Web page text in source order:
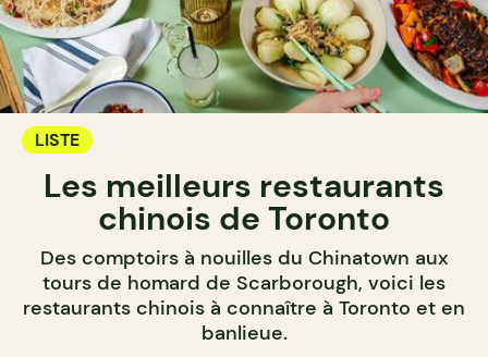
LISTE
Les meilleurs restaurants
chinois de Toronto
Des comptoirs à nouilles du Chinatown aux
tours de homard de Scarborough, voici les
restaurants chinois à connaître à Toronto et en
banlieue.